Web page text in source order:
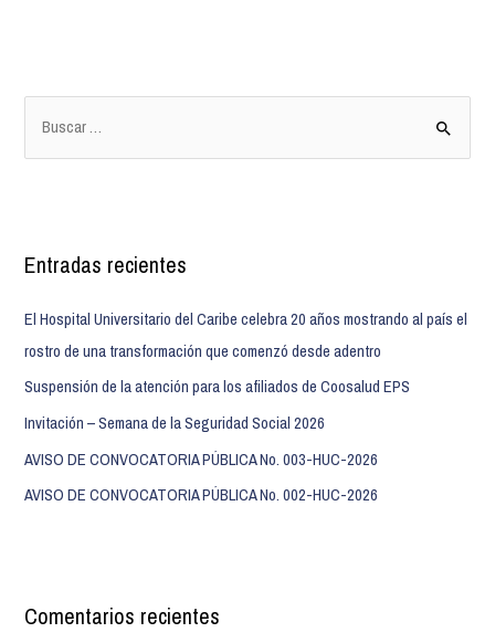
Entradas recientes
El Hospital Universitario del Caribe celebra 20 años mostrando al país el
rostro de una transformación que comenzó desde adentro
Suspensión de la atención para los afiliados de Coosalud EPS
Invitación – Semana de la Seguridad Social 2026
AVISO DE CONVOCATORIA PÚBLICA No. 003-HUC-2026
AVISO DE CONVOCATORIA PÚBLICA No. 002-HUC-2026
Comentarios recientes